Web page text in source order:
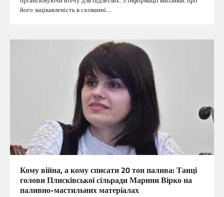
його зацікавленість в схованні…
Кому війна, а кому списати 20 тон палива: Танці
голови Плисківської сільради Марини Вірко на
паливно-мастильних матеріалах